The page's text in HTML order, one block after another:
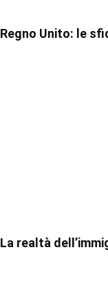
Regno Unito: le
La realtà